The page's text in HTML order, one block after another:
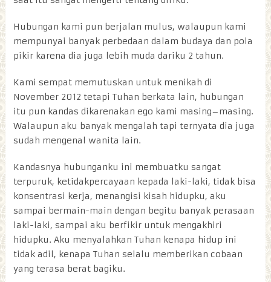
Hubungan kami pun berjalan mulus, walaupun kami
mempunyai banyak perbedaan dalam budaya dan pola
pikir karena dia juga lebih muda dariku 2 tahun.
Kami sempat memutuskan untuk menikah di
November 2012 tetapi Tuhan berkata lain, hubungan
itu pun kandas dikarenakan ego kami masing–masing.
Walaupun aku banyak mengalah tapi ternyata dia juga
sudah mengenal wanita lain.
Kandasnya hubunganku ini membuatku sangat
terpuruk, ketidakpercayaan kepada laki-laki, tidak bisa
konsentrasi kerja, menangisi kisah hidupku, aku
sampai bermain-main dengan begitu banyak perasaan
laki-laki, sampai aku berfikir untuk mengakhiri
hidupku. Aku menyalahkan Tuhan kenapa hidup ini
tidak adil, kenapa Tuhan selalu memberikan cobaan
yang terasa berat bagiku.